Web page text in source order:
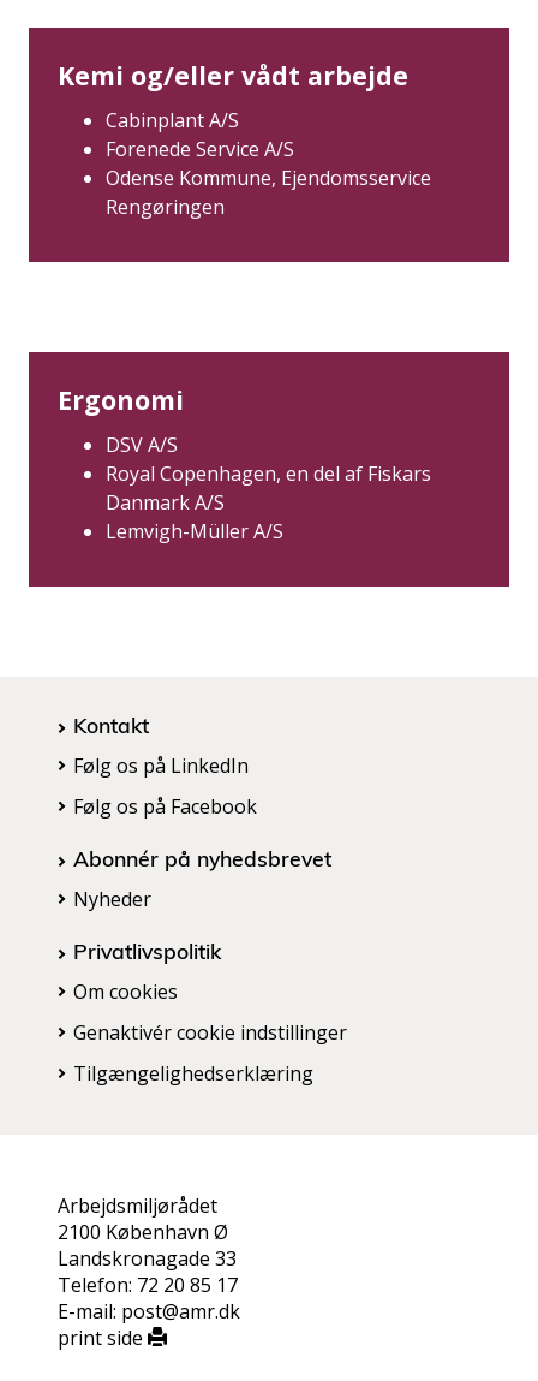
Kemi og/eller vådt arbejde
Cabinplant A/S
Forenede Service A/S
Odense Kommune, Ejendomsservice
Rengøringen
Ergonomi
DSV A/S
Royal Copenhagen, en del af Fiskars
Danmark A/S
Lemvigh-Müller A/S
Kontakt
Følg os på LinkedIn
Følg os på Facebook
Abonnér på nyhedsbrevet
Nyheder
Privatlivspolitik
Om cookies
Genaktivér cookie indstillinger
Tilgængelighedserklæring
Arbejdsmiljørådet
2100 København Ø
Landskronagade 33
Telefon: 72 20 85 17
E-mail: post@amr.dk
print side